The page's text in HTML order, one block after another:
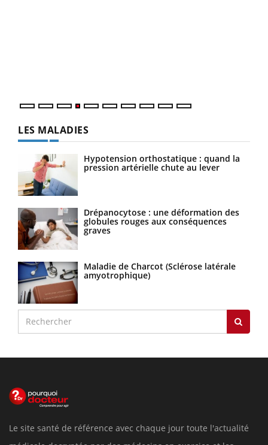
LES MALADIES
Hypotension orthostatique : quand la
pression artérielle chute au lever
Drépanocytose : une déformation des
globules rouges aux conséquences
graves
Maladie de Charcot (Sclérose latérale
amyotrophique)
Le site santé de référence avec chaque jour toute l'actualité